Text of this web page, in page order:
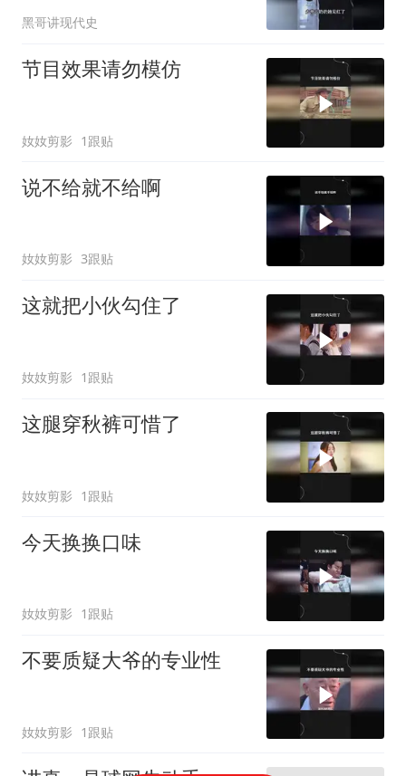
黑哥讲现代史
节目效果请勿模仿
奻奻剪影 1跟贴
说不给就不给啊
奻奻剪影 3跟贴
这就把小伙勾住了
奻奻剪影 1跟贴
这腿穿秋裤可惜了
奻奻剪影 1跟贴
今天换换口味
奻奻剪影 1跟贴
不要质疑大爷的专业性
奻奻剪影 1跟贴